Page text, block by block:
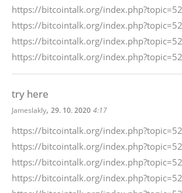
https://bitcointalk.org/
https://bitcointalk.org/
https://bitcointalk.org/
https://bitcointalk.org/
try here
Jameslakly, 29. 10. 2020 4:17
https://bitcointalk.org/
https://bitcointalk.org/
https://bitcointalk.org/
https://bitcointalk.org/